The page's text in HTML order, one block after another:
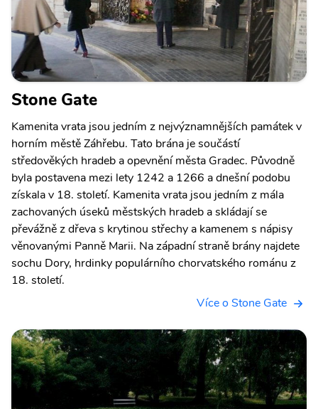
Stone Gate
Kamenita vrata jsou jedním z nejvýznamnějších památek v
horním městě Záhřebu. Tato brána je součástí
středověkých hradeb a opevnění města Gradec. Původně
byla postavena mezi lety 1242 a 1266 a dnešní podobu
získala v 18. století. Kamenita vrata jsou jedním z mála
zachovaných úseků městských hradeb a skládají se
převážně z dřeva s krytinou střechy a kamenem s nápisy
věnovanými Panně Marii. Na západní straně brány najdete
sochu Dory, hrdinky populárního chorvatského románu z
18. století.
Více o Stone Gate